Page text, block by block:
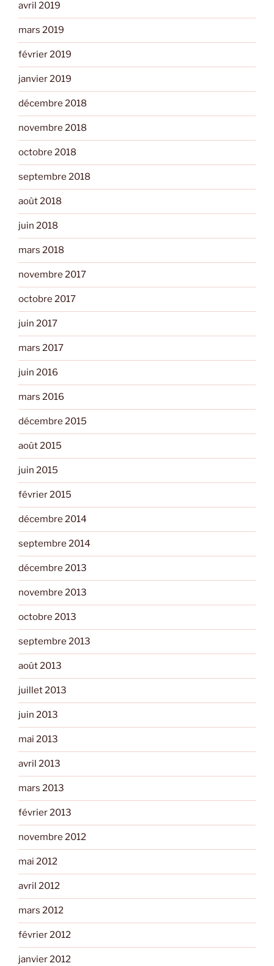
avril 2019
mars 2019
février 2019
janvier 2019
décembre 2018
novembre 2018
octobre 2018
septembre 2018
août 2018
juin 2018
mars 2018
novembre 2017
octobre 2017
juin 2017
mars 2017
juin 2016
mars 2016
décembre 2015
août 2015
juin 2015
février 2015
décembre 2014
septembre 2014
décembre 2013
novembre 2013
octobre 2013
septembre 2013
août 2013
juillet 2013
juin 2013
mai 2013
avril 2013
mars 2013
février 2013
novembre 2012
mai 2012
avril 2012
mars 2012
février 2012
janvier 2012